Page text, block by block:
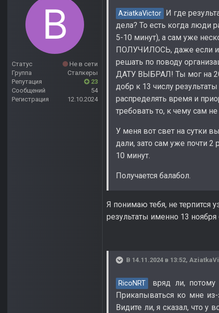
Статус
Не в сети
Группа
Сталкеры
Репутация
23
Сообщений
54
Регистрация
12.10.2024
AziatkaVictor
И где
дела? То есть когда
5-10 минут), а сам уже
ПОЛУЧИЛОСЬ, даже если их
решать по поводу
ДАТУ ВЫБРАЛ! Ты мог на 20,
добр к 13 числу
распределять время и
требовать то, к чему сам
У меня вот свет на сутки
дали, зато сам уже почти 2
10 минут.
Получается балабол.
Я понимаю тебя, не терпится
результаты именно 13 ноября
В 14.11.2024 в 13:52,
RicoNRT
вряд ли,
Прикапываться ко мне
Видите ли, я сказал, что у